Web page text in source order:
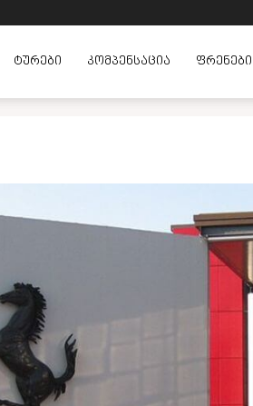
ᲢᲣᲠᲔᲑᲘ ᲙᲝᲛᲞᲔᲜᲡᲐᲪᲘᲐ ᲤᲠᲔᲜᲔᲑᲘ